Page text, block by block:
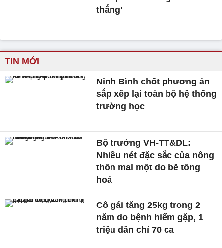
thắng'
TIN MỚI
Ninh Bình chốt phương án
sắp xếp lại toàn bộ hệ thống
trường học
Bộ trưởng VH-TT&DL:
Nhiều nét đặc sắc của nông
thôn mai một do bê tông
hoá
Cô gái tăng 25kg trong 2
năm do bệnh hiếm gặp, 1
triệu dân chỉ 70 ca